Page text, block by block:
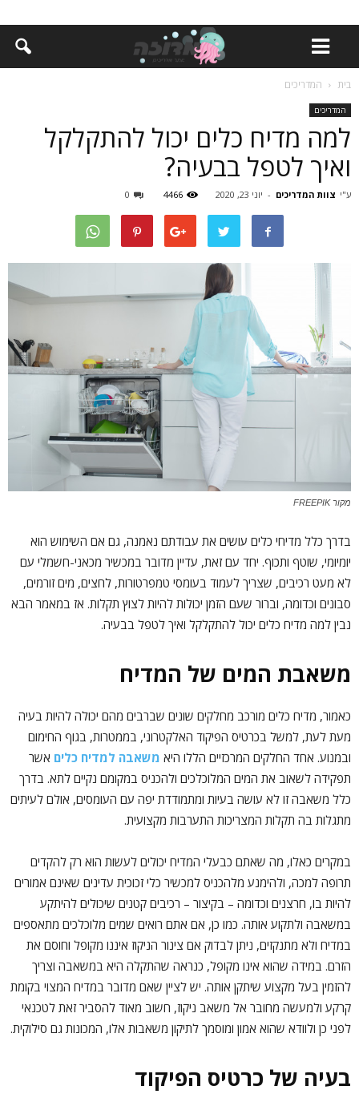
בית המדריכים
המדריכים
למה מדיח כלים יכול להתקלקל
ואיך לטפל בבעיה?
ע"י צוות המדריכים - יוני 23, 2020 4466
0
מקור FREEPIK
בדרך כלל מדיחי כלים עושים את עבודתם נאמנה, גם אם השימוש הוא
יומיומי, שוטף ותכוף. יחד עם זאת, עדיין מדובר במכשיר מכאני-חשמלי עם
לא מעט רכיבים, שצריך לעמוד בעומסי טמפרטורות, לחצים, מים זורמים,
סבונים וכדומה, וברור שעם הזמן יכולות להיות לצוץ תקלות. אז במאמר הבא
נבין למה מדיח כלים יכול להתקלקל ואיך לטפל בבעיה.
משאבת המים של המדיח
כאמור, מדיח כלים מורכב מחלקים שונים שברבים מהם יכולה להיות בעיה
מעת לעת, למשל בכרטיס הפיקוד האלקטרוני, בממטרות, בגוף החימום
ובמנוע. אחד החלקים המרכזיים הללו היא משאבה למדיח כלים אשר
תפקידה לשאוב את המים המלוכלכים ולהכניס במקומם נקיים לתא. בדרך
כלל משאבה זו לא עושה בעיות ומתמודדת יפה עם העומסים, אולם לעיתים
מתגלות בה תקלות המצריכות התערבות מקצועית.
במקרים כאלו, מה שאתם כבעלי המדיח יכולים לעשות הוא רק להקדים
תרופה למכה, ולהימנע מלהכניס למכשיר כלי זכוכית עדינים שאינם אמורים
להיות בו, חרצנים וכדומה – בקיצור – רכיבים קטנים שיכולים להיתקע
במשאבה ולתקוע אותה. כמו כן, אם אתם רואים שמים מלוכלכים מתאספים
במדיח ולא מתנקזים, ניתן לבדוק אם צינור הניקוז איננו מקופל וחוסם את
הזרם. במידה שהוא אינו מקופל, כנראה שהתקלה היא במשאבה וצריך
להזמין בעל מקצוע שיתקן אותה. יש לציין שאם מדובר במדיח המצוי בקומת
קרקע ולמעשה מחובר אל משאב ניקוז, חשוב מאוד להסביר זאת לטכנאי
לפני כן ולוודא שהוא אמון ומוסמך לתיקון משאבות אלו, המכונות גם סילוקית.
בעיה של כרטיס הפיקוד